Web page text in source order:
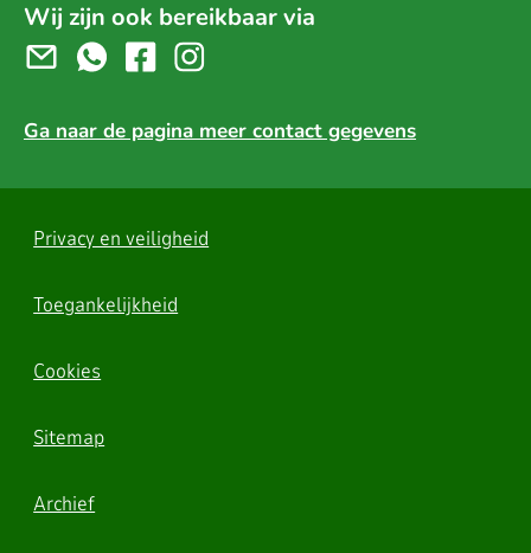
Wij zijn ook bereikbaar via
Ga naar de pagina meer contact gegevens
Privacy en veiligheid
Toegankelijkheid
Cookies
Sitemap
Archief